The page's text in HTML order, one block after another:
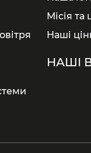
Місія та
Наші
НАШІ